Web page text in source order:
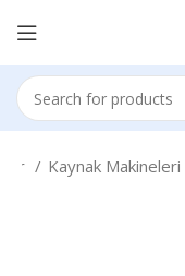
Kaynak Makineleri